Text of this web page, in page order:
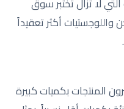
أكثر تعقيداً
المنتجات بكميات كبيرة